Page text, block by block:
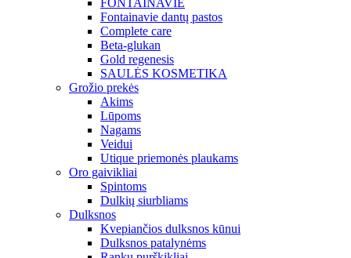
Fontainavie dantų pastos
Complete care
Beta-glukan
Gold regenesis
SAULĖS KOSMETIKA
Grožio prekės
Akims
Lūpoms
Nagams
Veidui
Utique priemonės plaukams
Oro gaivikliai
Spintoms
Dulkių siurbliams
Dulksnos
Kvepiančios dulksnos kūnui
Dulksnos patalynėms